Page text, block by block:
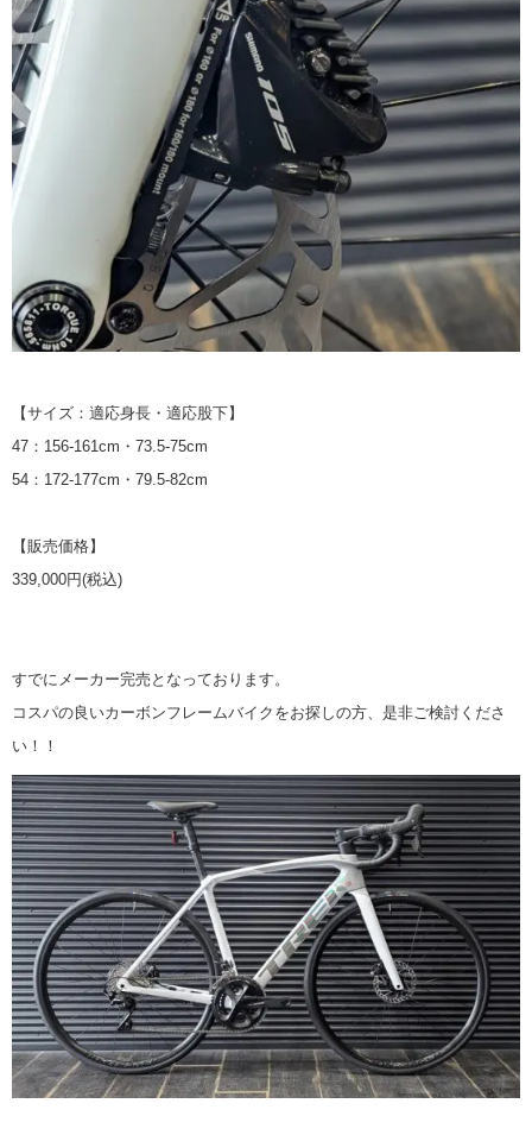
【サイズ：適応身長・適応股下】
47：156-161cm・73.5-75cm
54：172-177cm・79.5-82cm
【販売価格】
339,000円(税込)
すでにメーカー完売となっております。
コスパの良いカーボンフレームバイクをお探しの方、是非ご検討くださ
い！！